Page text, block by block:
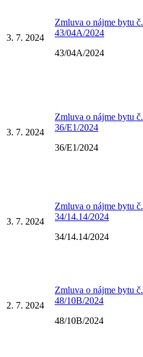
3. 7. 2024
Zmluva o nájme bytu č.
43/04A/2024
43/04A/2024
3. 7. 2024
Zmluva o nájme bytu č.
36/E1/2024
36/E1/2024
3. 7. 2024
Zmluva o nájme bytu č.
34/14.14/2024
34/14.14/2024
2. 7. 2024
Zmluva o nájme bytu č.
48/10B/2024
48/10B/2024